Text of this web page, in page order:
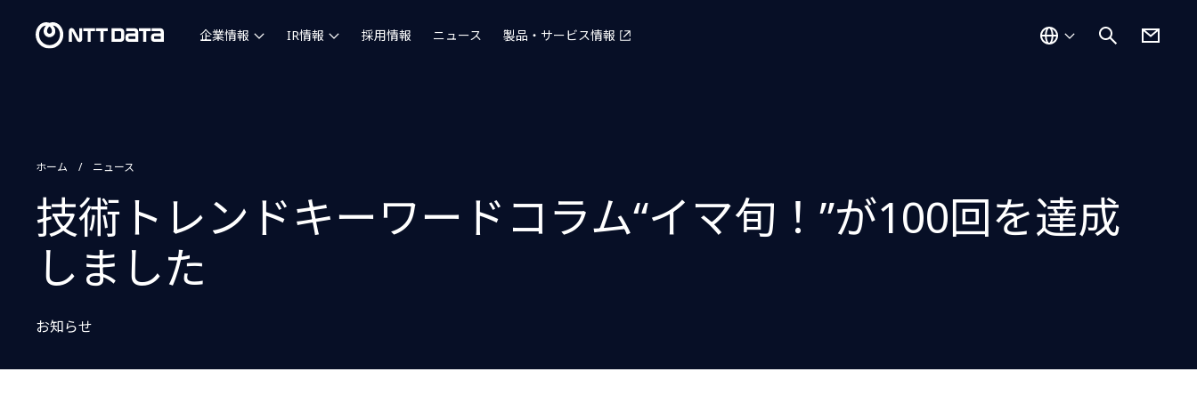
企業情報 IR情報 採用情報 ニュース 製品・サービス情報
ホーム ニュース
技術トレンドキーワードコラム“イマ旬！”が100回を達成
しました
お知らせ